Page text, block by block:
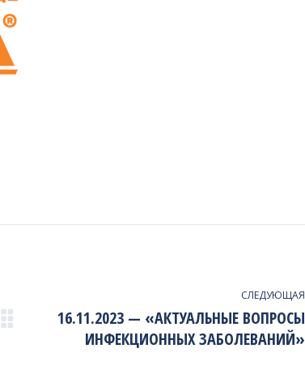
СЛЕДУЮЩАЯ
Next16.11.2023 — «АКТУАЛЬНЫЕ ВОПРОСЫ
ИНФЕКЦИОННЫХ ЗАБОЛЕВАНИЙ»